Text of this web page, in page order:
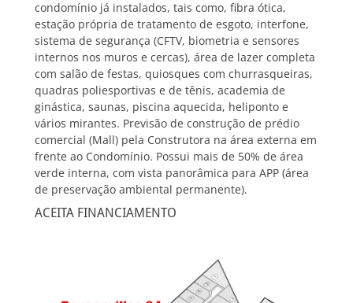
condomínio já instalados, tais como, fibra ótica,
estação própria de tratamento de esgoto, interfone,
sistema de segurança (CFTV, biometria e sensores
internos nos muros e cercas), área de lazer completa
com salão de festas, quiosques com churrasqueiras,
quadras poliesportivas e de tênis, academia de
ginástica, saunas, piscina aquecida, heliponto e
vários mirantes. Previsão de construção de prédio
comercial (Mall) pela Construtora na área externa em
frente ao Condomínio. Possui mais de 50% de área
verde interna, com vista panorâmica para APP (área
de preservação ambiental permanente).
ACEITA FINANCIAMENTO